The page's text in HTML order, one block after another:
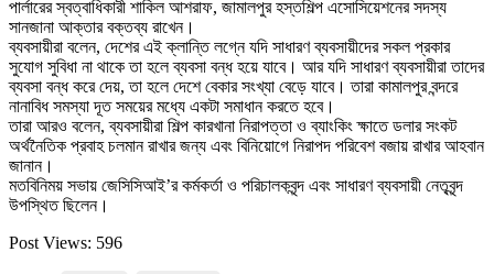
পার্লারের স্বত্বাধিকারী শাকিল আশরাফ, জামালপুর হস্তশিল্প এসোসিয়েশনের সদস্য
সানজানা আক্তার বক্তব্য রাখেন।
ব্যবসায়ীরা বলেন, দেশের এই ক্লান্তি লগ্নে যদি সাধারণ ব্যবসায়ীদের সকল প্রকার
সুযোগ সুবিধা না থাকে তা হলে ব্যবসা বন্ধ হয়ে যাবে। আর যদি সাধারণ ব্যবসায়ীরা তাদের
ব্যবসা বন্ধ করে দেয়, তা হলে দেশে বেকার সংখ্যা বেড়ে যাবে। তারা কামালপুর বন্দরে
নানাবিধ সমস্যা দূত সময়ের মধ্যে একটা সমাধান করতে হবে।
তারা আরও বলেন, ব্যবসায়ীরা শিল্প কারখানা নিরাপত্তা ও ব্যাংকিং ক্ষাতে ডলার সংকট
অর্থনৈতিক প্রবাহ চলমান রাখার জন্য এবং বিনিয়োগে নিরাপদ পরিবেশ বজায় রাখার আহবান
জানান।
মতবিনিময় সভায় জেসিসিআই’র কর্মকর্তা ও পরিচালকবৃন্দ এবং সাধারণ ব্যবসায়ী নেতৃবৃন্দ
উপস্থিত ছিলেন।
Post Views: 596